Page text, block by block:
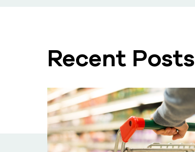
Recent Posts